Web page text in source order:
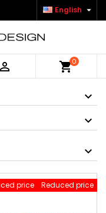
English 
 shopping_cart0
Reduced price
price